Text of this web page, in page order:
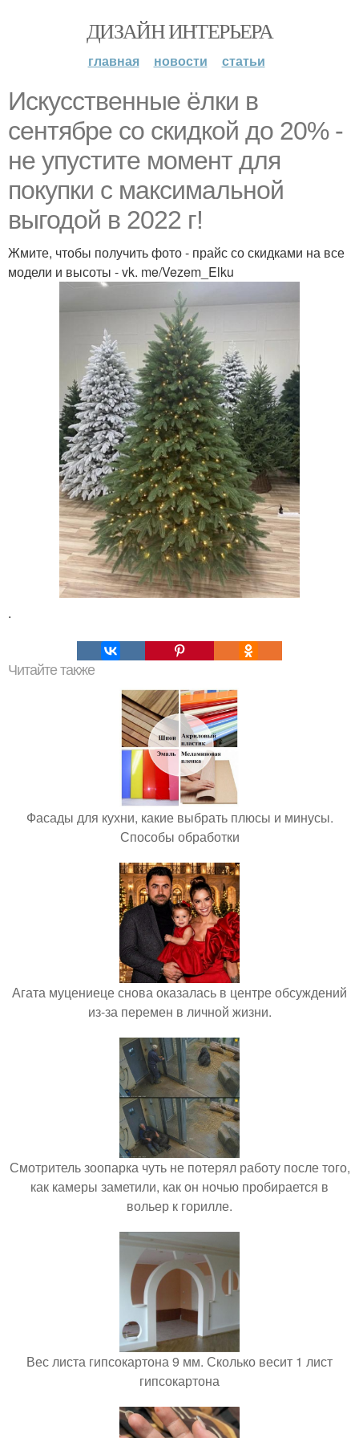
ДИЗАЙН ИНТЕРЬЕРА
главная новости статьи
Искусственные ёлки в
сентябре со скидкой до 20% -
не упустите момент для
покупки с максимальной
выгодой в 2022 г!
Жмите, чтобы получить фото - прайс со скидками на все
модели и высоты - vk. me/Vezem_Elku
.
Читайте также
Фасады для кухни, какие выбрать плюсы и минусы.
Способы обработки
Агата муцениеце снова оказалась в центре обсуждений
из-за перемен в личной жизни.
Смотритель зоопарка чуть не потерял работу после того,
как камеры заметили, как он ночью пробирается в
вольер к горилле.
Вес листа гипсокартона 9 мм. Сколько весит 1 лист
гипсокартона